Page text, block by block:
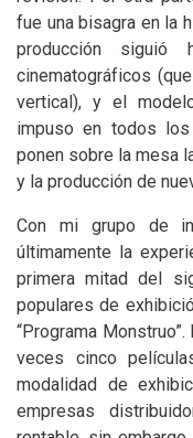
fue una bisagra en la
producción siguió
cinematográficos
vertical), y el
impuso en todos
ponen sobre la mesa
y la producción de
Con mi grupo de
últimamente la
primera mitad del
populares de
“Programa
veces cinco
modalidad de
empresas